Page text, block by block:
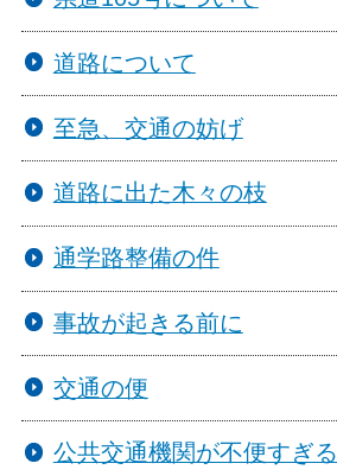
道路について
至急、交通の妨げ
道路に出た木々の枝
通学路整備の件
事故が起きる前に
交通の便
公共交通機関が不便すぎる